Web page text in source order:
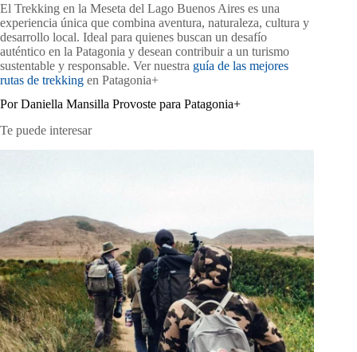
El Trekking en la Meseta del Lago Buenos Aires es una
experiencia única que combina aventura, naturaleza, cultura y
desarrollo local. Ideal para quienes buscan un desafío
auténtico en la Patagonia y desean contribuir a un turismo
sustentable y responsable. Ver nuestra guía de las mejores
rutas de trekking en Patagonia+
Por Daniella Mansilla Provoste para Patagonia+
Te puede interesar